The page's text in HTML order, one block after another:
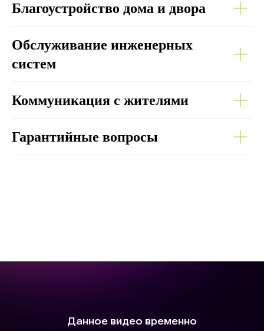
Благоустройство дома и двора
Обслуживание инженерных
систем
Коммуникация с жителями
Гарантийные вопросы